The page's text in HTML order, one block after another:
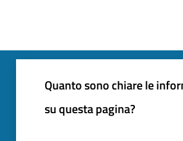
Quanto sono chiare le
su questa pagina?